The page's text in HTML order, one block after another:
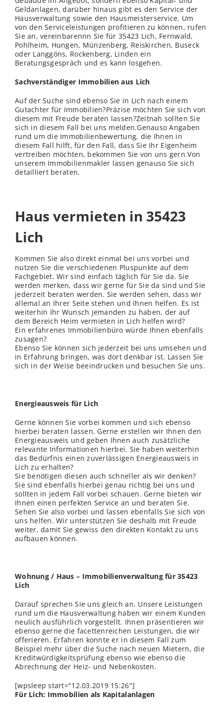
Geldanlagen, darüber hinaus gibt es den Service der
Hausverwaltung sowie den Hausmeisterservice. Um
von den Serviceleistungen profitieren zu können, rufen
Sie an, vereinbarennn Sie für 35423 Lich, Fernwald,
Pohlheim, Hungen, Münzenberg, Reiskirchen, Buseck
oder Langgöns, Rockenberg, Linden ein
Beratungsgespräch und es kann losgehen.
Sachverständiger Immobilien aus Lich
Auf der Suche sind ebenso Sie in Lich nach einem
Gutachter für Immobilien?Präzise möchten Sie sich von
diesem mit Freude beraten lassen?Zeitnah sollten Sie
sich in diesem Fall bei uns melden.Genauso Angaben
rund um die Immobilienbewertung, die Ihnen in
diesem Fall hilft, für den Fall, dass Sie Ihr Eigenheim
vertreiben möchten, bekommen Sie von uns gern.Von
unserem Immobilienmakler lassen genauso Sie sich
detailliert beraten.
Haus vermieten in 35423
Lich
Kommen Sie also direkt einmal bei uns vorbei und
nutzen Sie die verschiedenen Pluspunkte auf dem
Fachgebiet. Wir sind einfach täglich für Sie da. Sie
werden merken, dass wir gerne für Sie da sind und Sie
jederzeit beraten werden. Sie werden sehen, dass wir
allemal an Ihrer Seite stehen und Ihnen helfen. Es ist
weiterhin Ihr Wunsch jemanden zu haben, der auf
dem Bereich Heim vermieten in Lich helfen wird?
Ein erfahrenes Immobilienbüro würde Ihnen ebenfalls
zusagen?
Ebenso Sie können sich jederzeit bei uns umsehen und
in Erfahrung bringen, was dort denkbar ist. Lassen Sie
sich in der Weise beeindrucken und besuchen Sie uns.
Energieausweis für Lich
Gerne können Sie vorbei kommen und sich ebenso
hierbei beraten lassen. Gerne erstellen wir Ihnen den
Energieausweis und geben Ihnen auch zusätzliche
relevante Informationen hierbei. Sie haben weiterhin
das Bedürfnis einen zuverlässigen Energieausweis in
Lich zu erhalten?
Sie benötigen diesen auch schneller als wir denken?
Sie sind ebenfalls hierbei genau richtig bei uns und
sollten in jedem Fall vorbei schauen. Gerne bieten wir
Ihnen einen perfekten Service an und beraten Sie.
Sehen Sie also vorbei und lassen ebenfalls Sie sich von
uns helfen. Wir unterstützen Sie deshalb mit Freude
weiter, damit Sie gewiss den direkten Kontakt zu uns
aufbauen können.
Wohnung / Haus – Immobilienverwaltung für 35423
Lich
Darauf sprechen Sie uns gleich an. Unsere Leistungen
rund um die Hausverwaltung haben wir einem Kunden
neulich ausführlich vorgestellt. Ihnen präsentieren wir
ebenso gerne die facettenreichen Leistungen, die wir
offerieren. Erfahren konnte er in diesem Fall zum
Beispiel mehr über die Suche nach neuen Mietern, die
Kreditwürdigkeitsprüfung ebenso wie ebenso die
Abrechnung der Heiz- und Nebenkosten.
[wpsleep start="12.03.2019 15:26"]
Für Lich: Immobilien als Kapitalanlagen